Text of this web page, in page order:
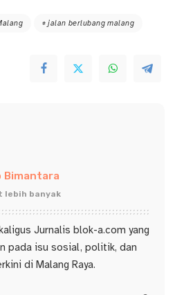
jalan berlubang malang
Bimantara
lebih banyak
Jurnalis blok-a.com yang
pada isu sosial, politik, dan
di Malang Raya.